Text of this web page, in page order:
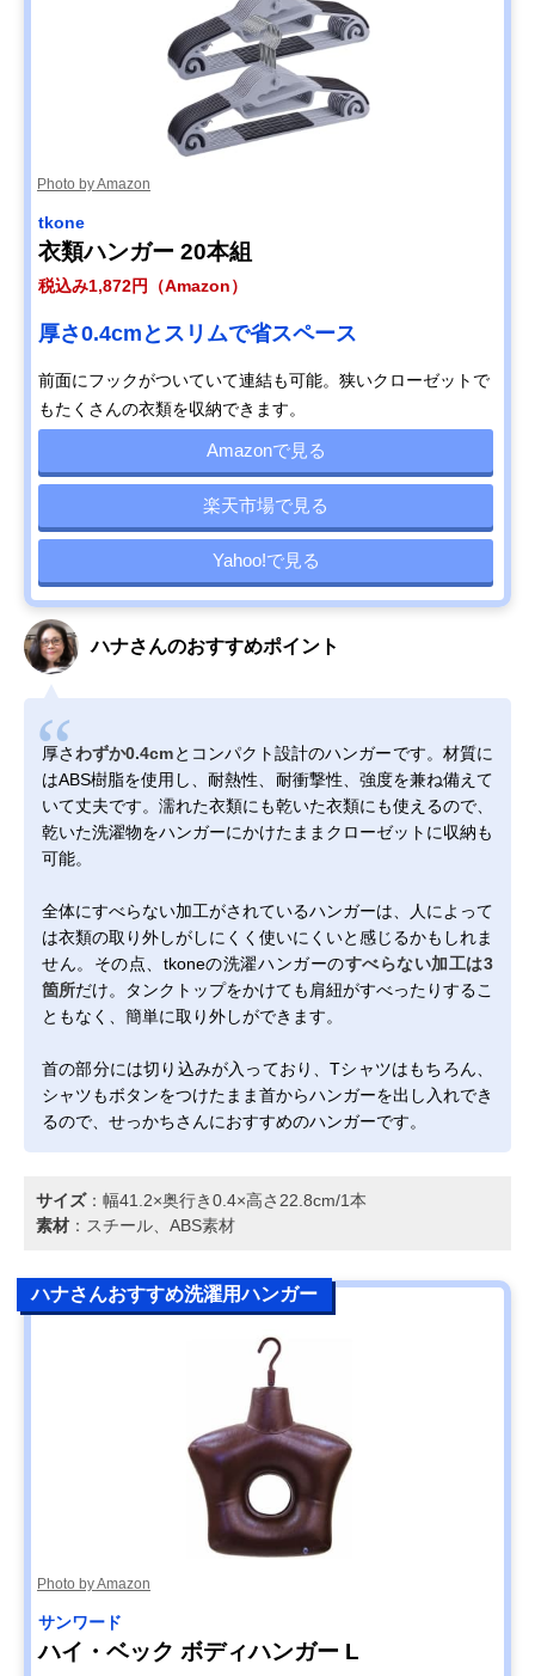
Photo by Amazon
tkone
衣類ハンガー 20本組
税込み1,872円（Amazon）
厚さ0.4cmとスリムで省スペース
前面にフックがついていて連結も可能。狭いクローゼットで
もたくさんの衣類を収納できます。
Amazonで見る
楽天市場で見る
Yahoo!で見る
ハナさんのおすすめポイント
厚さ わずか0.4cmとコンパクト設計のハンガーです。材質に
はABS樹脂を使用し、耐熱性、耐衝撃性、強度を兼ね備えて
いて丈夫です。濡れた衣類にも乾いた衣類にも使えるので、
乾いた洗濯物をハンガーにかけたままクローゼットに収納も
可能。
全体にすべらない加工がされているハンガーは、人によって
は衣類の取り外しがしにくく使いにくいと感じるかもしれま
せん。その点、tkoneの洗濯ハンガーのすべらない加工は3
箇所だけ。タンクトップをかけても肩紐がすべったりするこ
ともなく、簡単に取り外しができます。
首の部分には切り込みが入っており、Tシャツはもちろん、
シャツもボタンをつけたまま首からハンガーを出し入れでき
るので、せっかちさんにおすすめのハンガーです。
サイズ：幅41.2×奥行き0.4×高さ22.8cm/1本
素材 ：スチール、ABS素材
ハナさんおすすめ洗濯用ハンガー
Photo by Amazon
サンワード
ハイ・ベック ボディハンガー L